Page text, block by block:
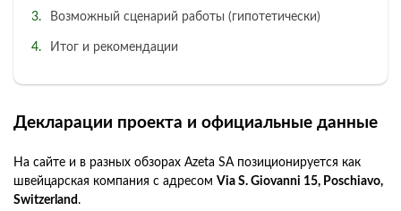
Возможный сценарий работы (гипотетически)
Итог и рекомендации
Декларации проекта и официальные данные
На сайте и в разных обзорах Azeta SA позиционируется как
швейцарская компания с адресом Via S. Giovanni 15, Poschiavo,
Switzerland.